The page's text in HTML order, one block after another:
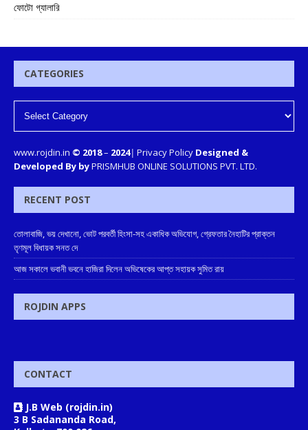
ফোটো গ্যালারি
CATEGORIES
www.rojdin.in © 2018– 2024| Privacy Policy Designed &
Developed By byPRISMHUB ONLINE SOLUTIONS PVT. LTD.
RECENT POST
তোলাবাজি, ভয় দেখানো, ভোট পরবর্তী হিংসা-সহ একাধিক অভিযোগ, গ্রেফতার নৈহাটির প্রাক্তন
তৃণমূল বিধায়ক সনত দে
আজ সকালে ভবানী ভবনে হাজিরা দিলেন অভিষেকের আপ্ত সহায়ক সুমিত রায়
ROJDIN APPS
CONTACT
J.B Web (rojdin.in)
3 B Sadananda Road,